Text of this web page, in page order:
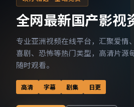
全网最新国产影视
专业亚洲视频在线平台，汇聚爱情
喜剧、恐怖等热门类型，高清片源
随时观看。
高清 字幕 剧集 日更